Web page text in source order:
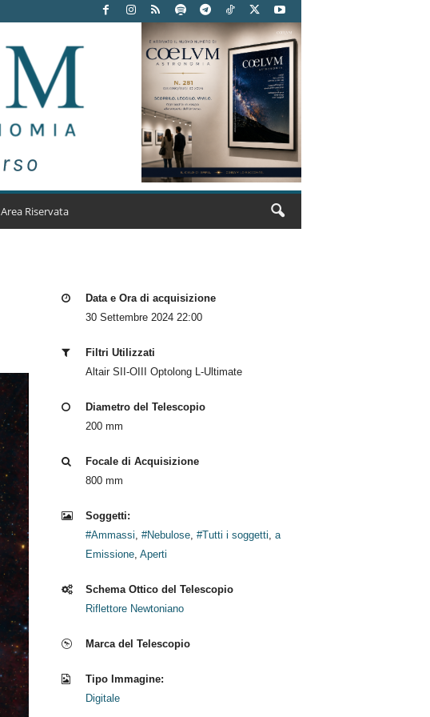
Area Riservata
Data e Ora di acquisizione
30 Settembre 2024 22:00
Filtri Utilizzati
Altair SII-OIII Optolong L-Ultimate
Diametro del Telescopio
200 mm
Focale di Acquisizione
800 mm
Soggetti:
#Ammassi, #Nebulose, #Tutti i soggetti, a
Emissione, Aperti
Schema Ottico del Telescopio
Riflettore Newtoniano
Marca del Telescopio
Tipo Immagine:
Digitale